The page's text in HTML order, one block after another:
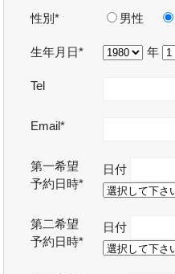
性別* 男性
生年月日* 年
Tel
Email*
第一希望
予約日時*
日付
第二希望
予約日時*
日付